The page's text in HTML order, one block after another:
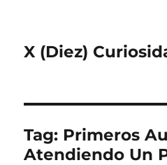
X (Diez)
Tag: Primeros
Atendiendo Un